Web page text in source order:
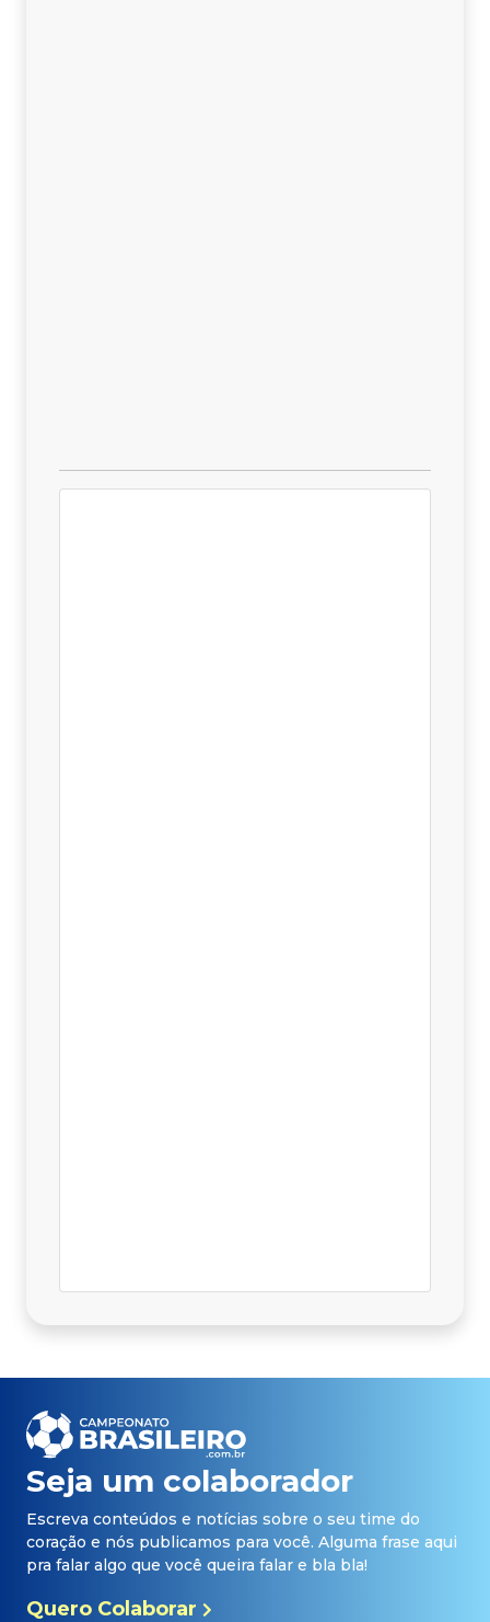
Seja um colaborador
Escreva conteúdos e notícias sobre o seu time do
coração e nós publicamos para você. Alguma frase aqui
pra falar algo que você queira falar e bla bla!
Quero Colaborar